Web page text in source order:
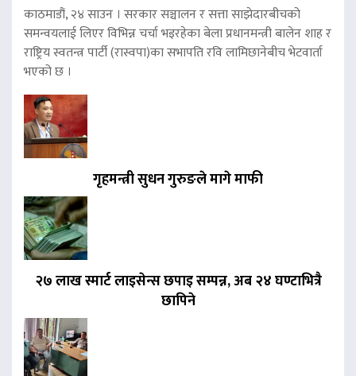
काठमाडौं, २४ साउन । सरकार सञ्चालन र सत्ता साझेदारबीचको
समन्वयलाई लिएर विभिन्न चर्चा भइरहेका बेला प्रधानमन्त्री बालेन शाह र
राष्ट्रिय स्वतन्त्र पार्टी (रास्वपा)का सभापति रवि लामिछानेबीच भेटवार्ता
भएको छ ।
गृहमन्त्री सुधन गुरुङले मागे माफी
२७ लाख स्मार्ट लाइसेन्स छपाइ सम्पन्न, अब २४ घण्टाभित्रै
छापिने